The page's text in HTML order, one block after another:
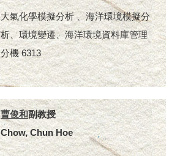
大氣化學模擬分析 、海洋環境模擬分
析、環境變遷、海洋環境資料庫管理
分機 6313
曹俊和副教授
Chow, Chun Hoe